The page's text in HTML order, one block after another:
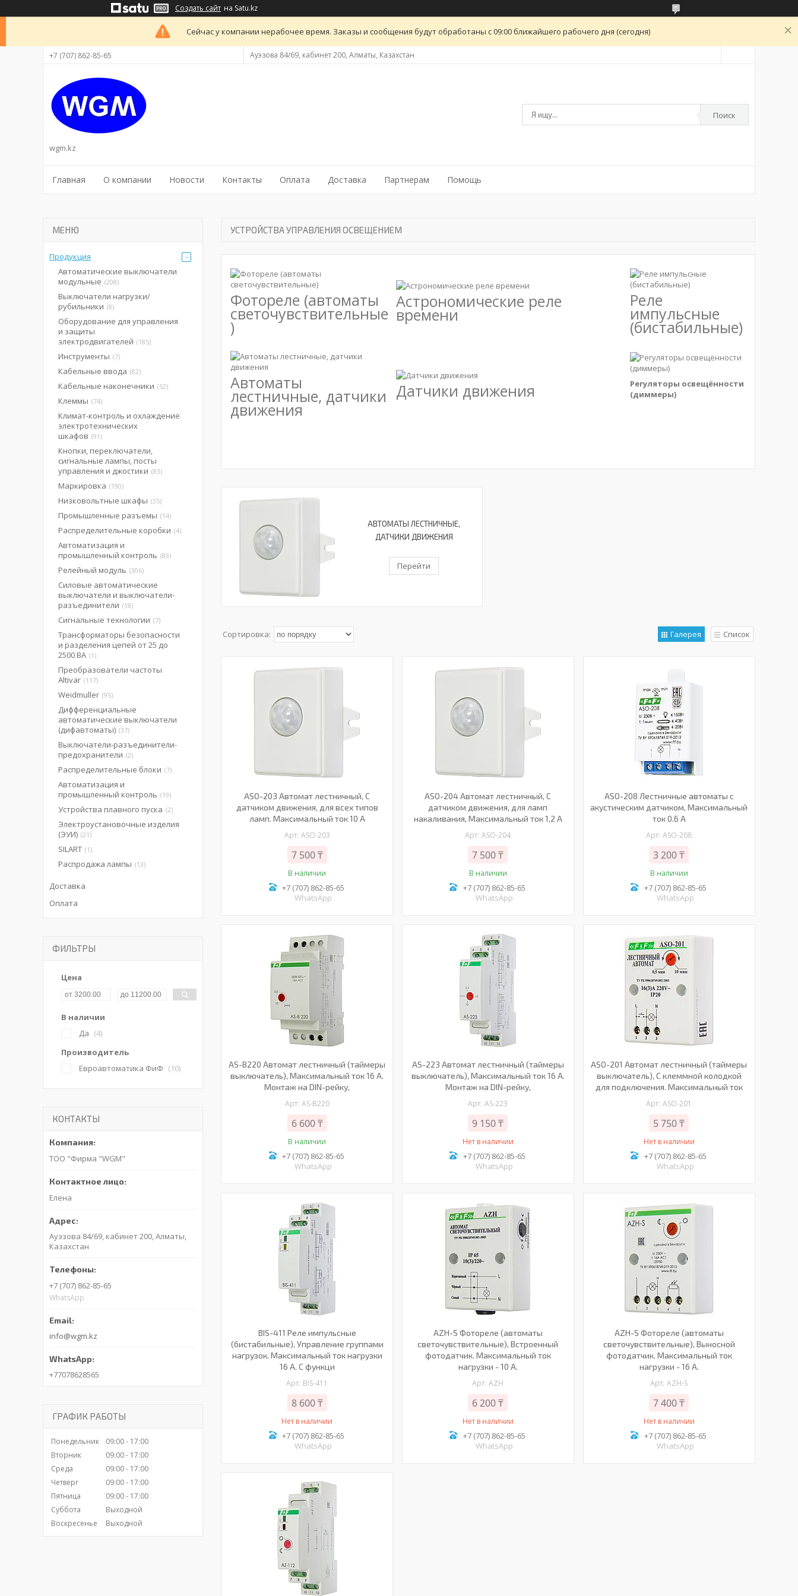
Создать сайт на Satu.kz
Сейчас у компании нерабочее время. Заказы и сообщения будут обработаны с 09:00 ближайшего рабочего дня (сегодня)
+7 (707) 862-85-65 Ауэзова 84/69, кабинет 200, Алматы, Казахстан
wgm.kz
Поиск
Главная О компании Новости Контакты Оплата Доставка Партнерам Помощь
УСТРОЙСТВА УПРАВЛЕНИЯ ОСВЕЩЕНИЕМ
Фотореле (автоматы
светочувствительные
)
Астрономические реле
времени
Реле
импульсные
(бистабильные)
Автоматы
лестничные, датчики
движения
Датчики движения
Регуляторы освещённости
(диммеры)
АВТОМАТЫ ЛЕСТНИЧНЫЕ,
ДАТЧИКИ ДВИЖЕНИЯ
Перейти
Галерея Список
ASO-203 Автомат лестничный, С
датчиком движения, для всех типов
ламп. Максимальный ток 10 А
ASO-203
7 500 ₸
В наличии
+7 (707) 862-85-65
WhatsApp
ASO-204 Автомат лестничный, С
датчиком движения, для ламп
накаливания, Максимальный ток 1,2 А
ASO-204
7 500 ₸
В наличии
+7 (707) 862-85-65
WhatsApp
ASO-208 Лестничные автоматы с
акустическим датчиком, Максимальный
ток 0.6 А
ASO-208
3 200 ₸
В наличии
+7 (707) 862-85-65
WhatsApp
AS-B220 Автомат лестничный (таймеры
выключатель), Максимальный ток 16 А.
Монтаж на DIN-рейку,
AS-B220
6 600 ₸
В наличии
+7 (707) 862-85-65
WhatsApp
AS-223 Автомат лестничный (таймеры
выключатель), Максимальный ток 16 А.
Монтаж на DIN-рейку,
AS-223
9 150 ₸
Нет в наличии
+7 (707) 862-85-65
WhatsApp
ASO-201 Автомат лестничный (таймеры
выключатель), С клеммной колодкой
для подключения. Максимальный ток
ASO-201
5 750 ₸
Нет в наличии
+7 (707) 862-85-65
WhatsApp
BIS-411 Реле импульсные
(бистабильные), Управление группами
нагрузок. Максимальный ток нагрузки
16 А. С функци
BIS-411
8 600 ₸
Нет в наличии
+7 (707) 862-85-65
WhatsApp
AZH-S Фотореле (автоматы
светочувствительные), Встроенный
фотодатчик. Максимальный ток
нагрузки - 10 А.
AZH
6 200 ₸
Нет в наличии
+7 (707) 862-85-65
WhatsApp
AZH-S Фотореле (автоматы
светочувствительные), Выносной
фотодатчик. Максимальный ток
нагрузки - 16 А.
AZH-S
7 400 ₸
Нет в наличии
+7 (707) 862-85-65
WhatsApp
Продукция
Автоматические выключатели
модульные 208
Выключатели нагрузки/
рубильники 8
Оборудование для управления
и защиты
электродвигателей
185
Инструменты 7
Кабельные ввода 82
Кабельные наконечники 52
Клеммы 74
Климат-контроль и охлаждение
электротехнических
шкафов 91
Кнопки, переключатели,
сигнальные лампы, посты
управления и джостики 83
Маркировка 190
Низковольтные шкафы 35
Промышленные разъемы 14
Распределительные коробки 4
Автоматизация и
промышленный контроль 83
Релейный модуль 306
Силовые автоматические
выключатели и выключатели-
разъединители
18
Сигнальные технологии 7
Трансформаторы безопасности
и разделения цепей от 25 до
2500 ВА 1
Преобразователи частоты
Altivar 117
Weidmuller 95
Дифференциальные
автоматические выключатели
(дифавтоматы) 37
Выключатели-разъединители-
предохранители 2
Распределительные блоки 7
Автоматизация и
промышленный контроль
19
Устройства плавного пуска 2
Электроустановочные изделия
(ЭУИ) 21
SILART 1
Распродажа лампы 13
Доставка
Оплата
ФИЛЬТРЫ
Цена
В наличии
Да
4
Производитель
Евроавтоматика ФиФ
10
КОНТАКТЫ
ТОО "Фирма "WGM"
Елена
Ауэзова 84/69, кабинет 200, Алматы,
Казахстан
+7 (707) 862-85-65
WhatsApp
info@wgm.kz
+77078628565
ГРАФИК РАБОТЫ
Понедельник 09:00
17:00
Вторник
09:00
17:00
Среда
09:00
17:00
Четверг
09:00
17:00
Пятница
09:00
17:00
Суббота
Выходной
Воскресенье
Выходной